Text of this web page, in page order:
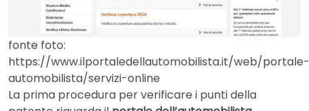
fonte foto:
https://www.ilportaledellautomobilista.it/web/portale-
automobilista/servizi-online
La prima procedura per verificare i punti della